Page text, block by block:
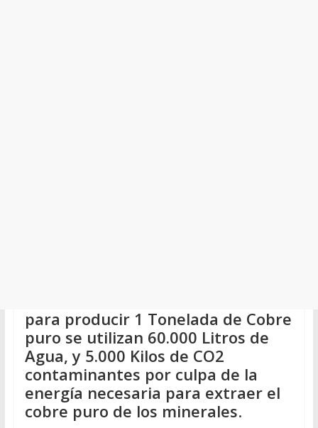
para producir 1 Tonelada de Cobre
puro se utilizan 60.000 Litros de
Agua, y 5.000 Kilos de CO2
contaminantes por culpa de la
energía necesaria para extraer el
cobre puro de los minerales.